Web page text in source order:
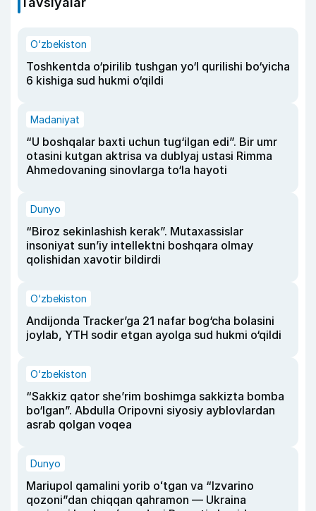
O‘zbekiston
Toshkentda o‘pirilib tushgan yo‘l qurilishi bo‘yicha
6 kishiga sud hukmi o‘qildi
Madaniyat
“U boshqalar baxti uchun tug‘ilgan edi”. Bir umr
otasini kutgan aktrisa va dublyaj ustasi Rimma
Ahmedovaning sinovlarga to‘la hayoti
Dunyo
“Biroz sekinlashish kerak”. Mutaxassislar
insoniyat sun’iy intellektni boshqara olmay
qolishidan xavotir bildirdi
O‘zbekiston
Andijonda Tracker’ga 21 nafar bog‘cha bolasini
joylab, YTH sodir etgan ayolga sud hukmi o‘qildi
O‘zbekiston
“Sakkiz qator she’rim boshimga sakkizta bomba
bo‘lgan”. Abdulla Oripovni siyosiy ayblovlardan
asrab qolgan voqea
Dunyo
Mariupol qamalini yorib oʻtgan va “Izvarino
qozoni”dan chiqqan qahramon — Ukraina